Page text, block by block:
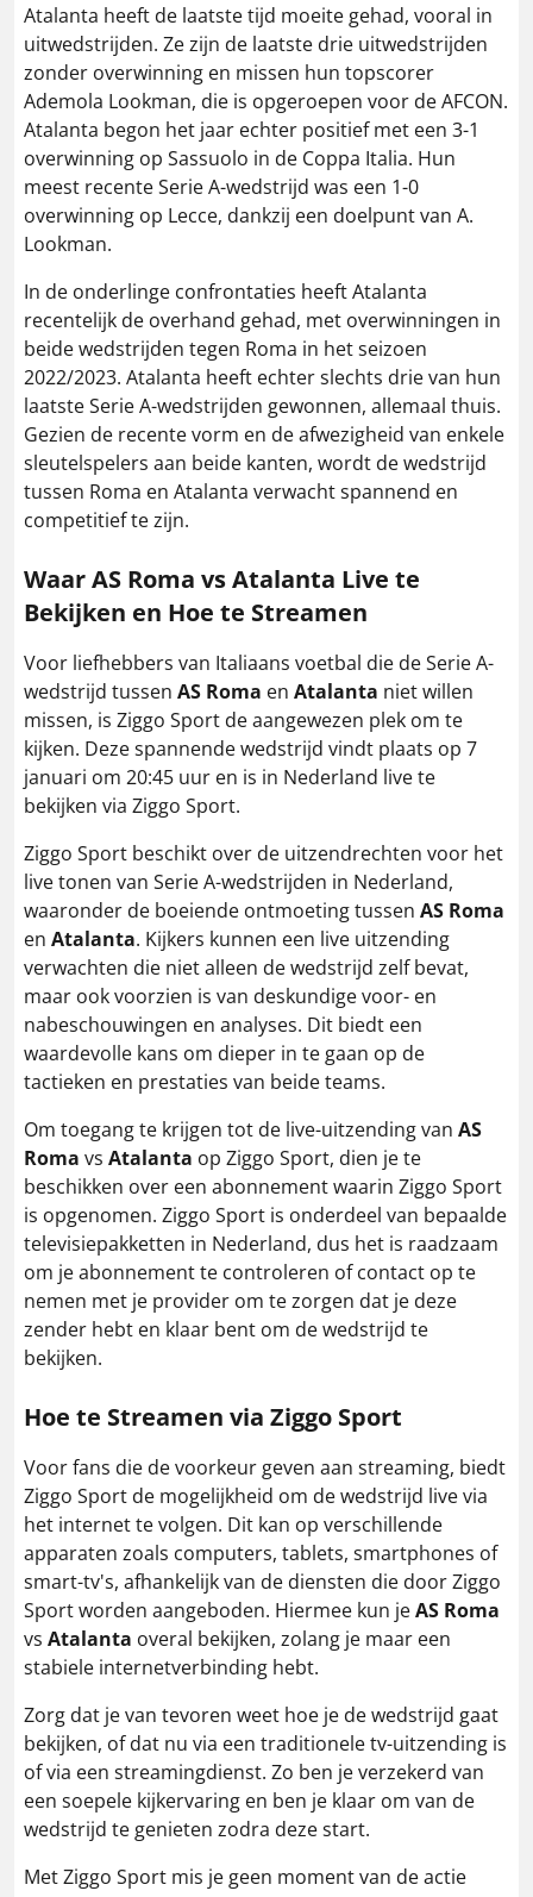
Atalanta heeft de laatste tijd moeite gehad, vooral in
uitwedstrijden. Ze zijn de laatste drie uitwedstrijden
zonder overwinning en missen hun topscorer
Ademola Lookman, die is opgeroepen voor de AFCON.
Atalanta begon het jaar echter positief met een 3-1
overwinning op Sassuolo in de Coppa Italia. Hun
meest recente Serie A-wedstrijd was een 1-0
overwinning op Lecce, dankzij een doelpunt van A.
Lookman.
In de onderlinge confrontaties heeft Atalanta
recentelijk de overhand gehad, met overwinningen in
beide wedstrijden tegen Roma in het seizoen
2022/2023. Atalanta heeft echter slechts drie van hun
laatste Serie A-wedstrijden gewonnen, allemaal thuis.
Gezien de recente vorm en de afwezigheid van enkele
sleutelspelers aan beide kanten, wordt de wedstrijd
tussen Roma en Atalanta verwacht spannend en
competitief te zijn.
WaarAS Roma vsAtalanta Live te
Bekijken en Hoe te Streamen
Voor liefhebbers van Italiaans voetbal die de Serie A-
wedstrijd tussen AS Roma en Atalanta niet willen
missen, is Ziggo Sport de aangewezen plek om te
kijken. Deze spannende wedstrijd vindt plaats op 7
januari om 20:45 uur en is in Nederland live te
bekijken via Ziggo Sport.
Ziggo Sport beschikt over de uitzendrechten voor het
live tonen van Serie A-wedstrijden in Nederland,
waaronder de boeiende ontmoeting tussen AS Roma
en Atalanta. Kijkers kunnen een live uitzending
verwachten die niet alleen de wedstrijd zelf bevat,
maar ook voorzien is van deskundige voor- en
nabeschouwingen en analyses. Dit biedt een
waardevolle kans om dieper in te gaan op de
tactieken en prestaties van beide teams.
Om toegang te krijgen tot de live-uitzending van AS
Roma vs Atalanta op Ziggo Sport, dien je te
beschikken over een abonnement waarin Ziggo Sport
is opgenomen. Ziggo Sport is onderdeel van bepaalde
televisiepakketten in Nederland, dus het is raadzaam
om je abonnement te controleren of contact op te
nemen met je provider om te zorgen dat je deze
zender hebt en klaar bent om de wedstrijd te
bekijken.
Hoe te Streamen via Ziggo Sport
Voor fans die de voorkeur geven aan streaming, biedt
Ziggo Sport de mogelijkheid om de wedstrijd live via
het internet te volgen. Dit kan op verschillende
apparaten zoals computers, tablets, smartphones of
smart-tv's, afhankelijk van de diensten die door Ziggo
Sport worden aangeboden. Hiermee kun jeAS Roma
vs Atalanta overal bekijken, zolang je maar een
stabiele internetverbinding hebt.
Zorg dat je van tevoren weet hoe je de wedstrijd gaat
bekijken, of dat nu via een traditionele tv-uitzending is
of via een streamingdienst. Zo ben je verzekerd van
een soepele kijkervaring en ben je klaar om van de
wedstrijd te genieten zodra deze start.
Met Ziggo Sport mis je geen moment van de actie